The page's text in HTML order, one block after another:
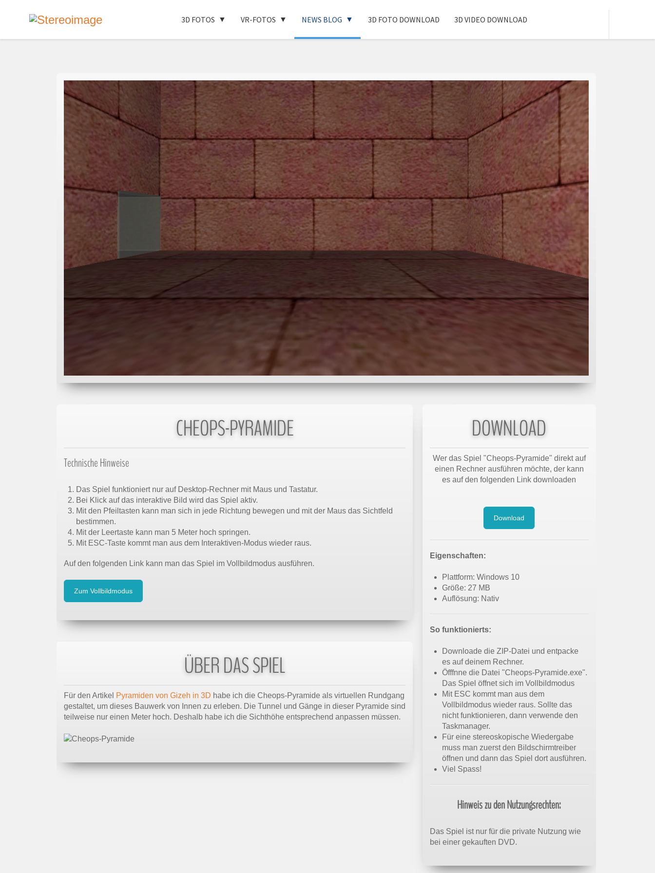
3D FOTOS VR-FOTOS NEWS BLOG 3D FOTO DOWNLOAD 3D VIDEO DOWNLOAD
CHEOPS-PYRAMIDE
Technische Hinweise
Das Spiel funktioniert nur auf Desktop-Rechner mit Maus und Tastatur.
Bei Klick auf das interaktive Bild wird das Spiel aktiv.
Mit den Pfeiltasten kann man sich in jede Richtung bewegen und mit der Maus das Sichtfeld
bestimmen.
Mit der Leertaste kann man 5 Meter hoch springen.
Mit ESC-Taste kommt man aus dem Interaktiven-Modus wieder raus.
Auf den folgenden Link kann man das Spiel im Vollbildmodus ausführen.
Zum Vollbildmodus
ÜBER DAS SPIEL
Für den Artikel Pyramiden von Gizeh in 3D habe ich die Cheops-Pyramide als virtuellen Rundgang
gestaltet, um dieses Bauwerk von Innen zu erleben. Die Tunnel und Gänge in dieser Pyramide sind
teilweise nur einen Meter hoch. Deshalb habe ich die Sichthöhe entsprechend anpassen müssen.
DOWNLOAD
Wer das Spiel "Cheops-Pyramide" direkt auf
einen Rechner ausführen möchte, der kann
es auf den folgenden Link downloaden
Download
Eigenschaften:
Plattform: Windows 10
Größe: 27 MB
Auflösung: Nativ
So funktionierts:
Downloade die ZIP-Datei und entpacke
es auf deinem Rechner.
Öfffnne die Datei "Cheops-Pyramide.exe".
Das Spiel öffnet sich im Vollbildmodus
Mit ESC kommt man aus dem
Vollbildmodus wieder raus. Sollte das
nicht funktionieren, dann verwende den
Taskmanager.
Für eine stereoskopische Wiedergabe
muss man zuerst den Bildschirmtreiber
öffnen und dann das Spiel dort ausführen.
Viel Spass!
Hinweis zu den Nutzungsrechten:
Das Spiel ist nur für die private Nutzung wie
bei einer gekauften DVD.